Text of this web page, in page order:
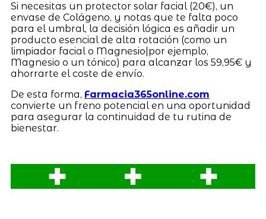
Si necesitas un protector solar facial (20€), un
envase de Colágeno, y notas que te falta poco
para el umbral, la decisión lógica es añadir un
producto esencial de alta rotación (como un
limpiador facial o Magnesio|por ejemplo,
Magnesio o un tónico) para alcanzar los 59,95€ y
ahorrarte el coste de envío.
De esta forma, Farmacia365online.com
convierte un freno potencial en una oportunidad
para asegurar la continuidad de tu rutina de
bienestar.